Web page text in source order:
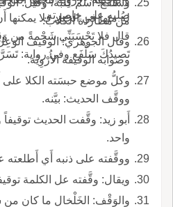
صُلبه على خاصرته.
له منها في الجبل فلا يمكنها
قال فلا تَحْسَبَنِّي شَحْمةً من
تَصيدُكَ سَلْفَع وفي رواية:
من مُطاردة الكلاب.
وقال
وصوابه الوقيفة الأُرْوِيّة.
وكلُّ موضع حبسَته الكلا على
ووقَّف الحديث: بيَّنه.
أَبو زيد: وقَّفت الحديث توقيفاً
واحد.
ووقَّفته على ذنبه أَي أَطلعته
ويقال: وقَّفته عل الكلمة
والوَقْف: الخَلْخال ما كان